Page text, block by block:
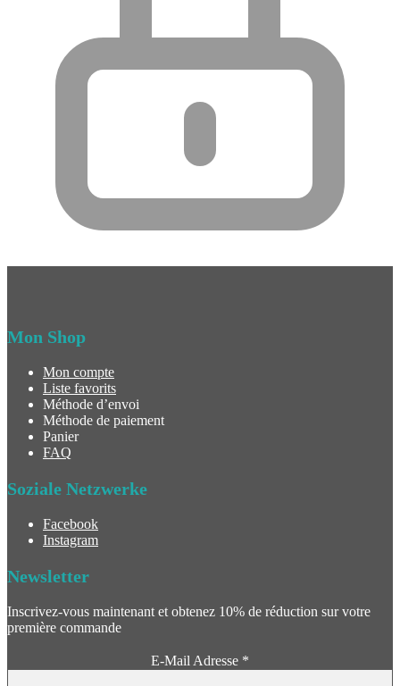
Mon Shop
Mon compte
Liste favorits
Méthode d’envoi
Méthode de paiement
Panier
FAQ
Soziale Netzwerke
Facebook
Instagram
Newsletter
Inscrivez-vous maintenant et obtenez 10% de réduction sur votre
première commande
E-Mail Adresse *